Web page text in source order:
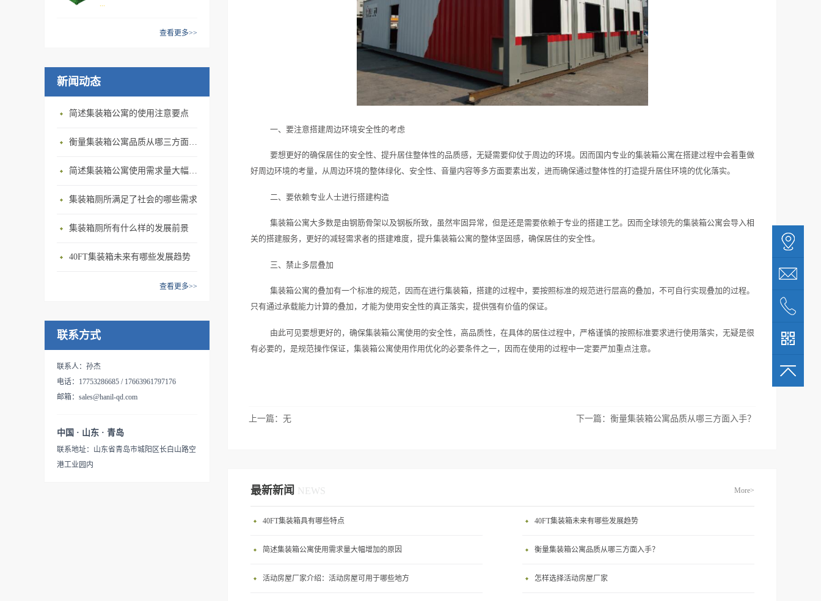
MCS
...
查看更多>>
新闻动态
简述集装箱公寓的使用注意要点
衡量集装箱公寓品质从哪三方面入手？
简述集装箱公寓使用需求量大幅增加的原因
集装箱厕所满足了社会的哪些需求
集装箱厕所有什么样的发展前景
40FT集装箱未来有哪些发展趋势
查看更多>>
联系方式
联系人：孙杰
电话：17753286685 / 17663961797176
邮箱：sales@hanil-qd.com
中国 · 山东 · 青岛
联系地址：山东省青岛市城阳区长白山路空
港工业园内
一、要注意搭建周边环境安全性的考虑
要想更好的确保居住的安全性、提升居住整体性的品质感，无疑需要仰仗于周边的环境。因而国内专业的集装箱公寓在搭建过程中会着重做
好周边环境的考量，从周边环境的整体绿化、安全性、音量内容等多方面要素出发，进而确保通过整体性的打造提升居住环境的优化落实。
二、要依赖专业人士进行搭建构造
集装箱公寓大多数是由钢筋骨架以及钢板所致，虽然牢固异常，但是还是需要依赖于专业的搭建工艺。因而全球领先的集装箱公寓会导入相
关的搭建服务，更好的减轻需求者的搭建难度，提升集装箱公寓的整体坚固感，确保居住的安全性。
三、禁止多层叠加
集装箱公寓的叠加有一个标准的规范，因而在进行集装箱，搭建的过程中，要按照标准的规范进行层高的叠加，不可自行实现叠加的过程。
只有通过承载能力计算的叠加，才能为使用安全性的真正落实，提供强有价值的保证。
由此可见要想更好的，确保集装箱公寓使用的安全性，高品质性，在具体的居住过程中，严格谨慎的按照标准要求进行使用落实，无疑是很
有必要的，是规范操作保证，集装箱公寓使用作用优化的必要条件之一，因而在使用的过程中一定要严加重点注意。
上一篇：无 下一篇： 衡量集装箱公寓品质从哪三方面入手？
最新新闻 NEWS More>
40FT集装箱具有哪些特点 40FT集装箱未来有哪些发展趋势
简述集装箱公寓使用需求量大幅增加的原因 衡量集装箱公寓品质从哪三方面入手？
活动房屋厂家介绍：活动房屋可用于哪些地方 怎样选择活动房屋厂家